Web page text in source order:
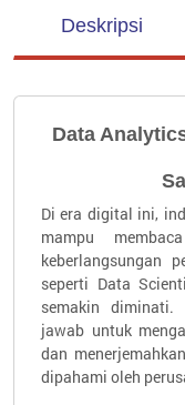
Deskripsi
Data
Di era digital ini,
mampu
keberlangsungan
seperti Data
semakin diminati.
jawab untuk
dan
dipahami oleh